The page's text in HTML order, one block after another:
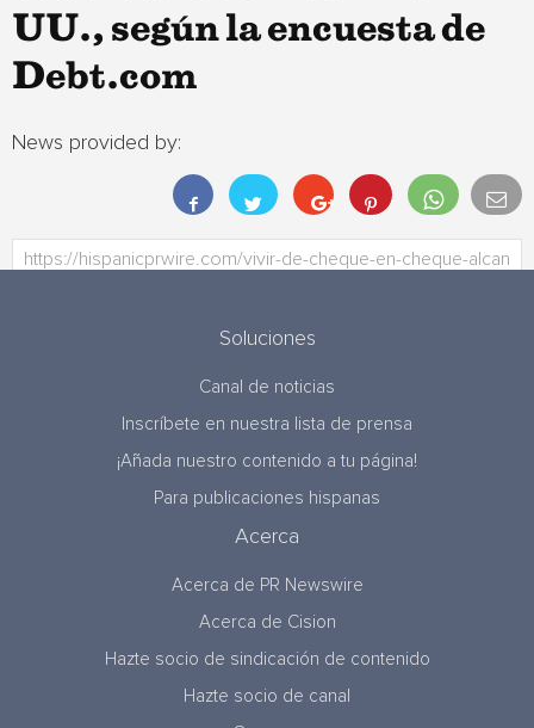
UU., según la encuesta de
Debt.com
News provided by:
Soluciones
Canal de noticias
Inscríbete en nuestra lista de prensa
¡Añada nuestro contenido a tu página!
Para publicaciones hispanas
Acerca
Acerca de PR Newswire
Acerca de Cision
Hazte socio de sindicación de contenido
Hazte socio de canal